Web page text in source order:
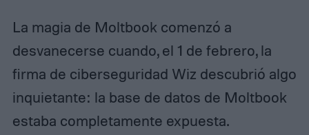
La magia de Moltbook comenzó a
desvanecerse cuando, el 1 de febrero, la
firma de ciberseguridad Wiz descubrió algo
inquietante: la base de datos de Moltbook
estaba completamente expuesta.